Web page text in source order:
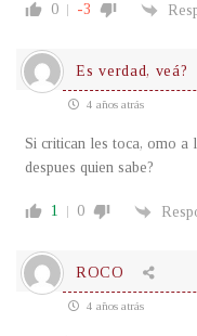
0 -3
Es verdad, veá?
4 años atrás
Si critican les toca, omo a
despues quien sabe?
1 0
ROCO
4 años atrás